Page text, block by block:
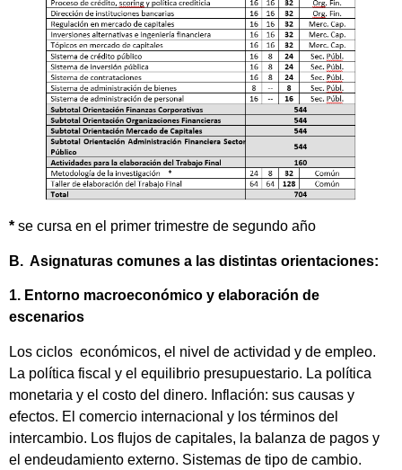
* se cursa en el primer trimestre de segundo año
B. Asignaturas comunes a las distintas orientaciones:
1. Entorno macroeconómico y elaboración de
escenarios
Los ciclos económicos, el nivel de actividad y de empleo.
La política fiscal y el equilibrio presupuestario. La política
monetaria y el costo del dinero. Inflación: sus causas y
efectos. El comercio internacional y los términos del
intercambio. Los flujos de capitales, la balanza de pagos y
el endeudamiento externo. Sistemas de tipo de cambio.